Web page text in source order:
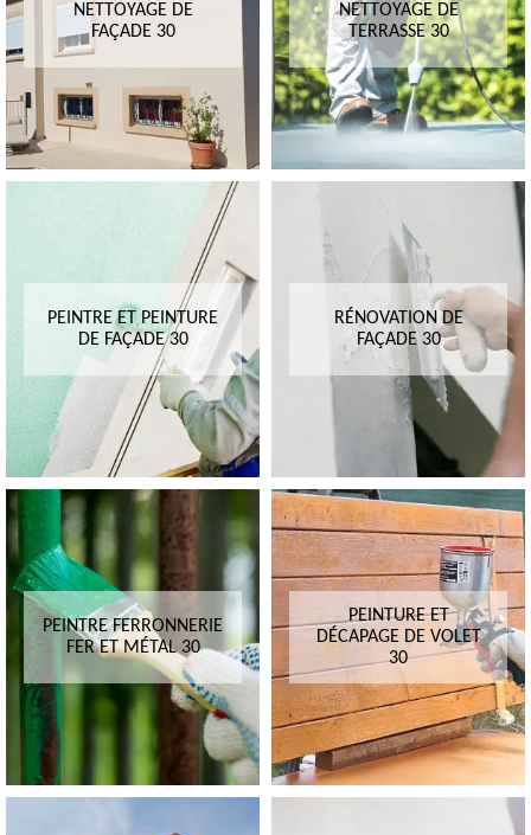
NETTOYAGE DE
FAÇADE 30
NETTOYAGE DE
TERRASSE 30
PEINTRE ET PEINTURE
DE FAÇADE 30
RÉNOVATION DE
FAÇADE 30
PEINTRE FERRONNERIE
FER ET MÉTAL 30
PEINTURE ET
DÉCAPAGE DE VOLET
30